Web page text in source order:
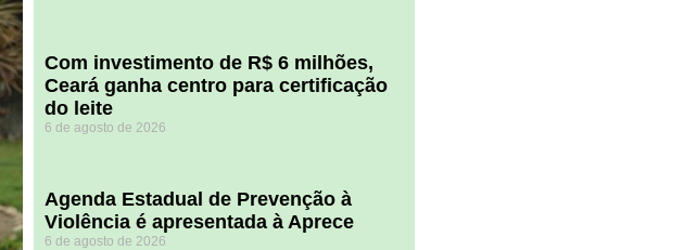
Com investimento de R$ 6 milhões,
Ceará ganha centro para certificação
do leite
6 de agosto de 2026
Agenda Estadual de Prevenção à
Violência é apresentada à Aprece
6 de agosto de 2026